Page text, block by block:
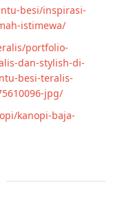
besi/inspirasi-
istimewa/
portfolio-
dan-stylish-di-
besi-teralis-
jpg/
kanopi-baja-